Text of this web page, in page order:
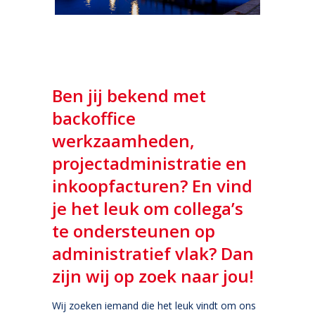
Ben jij bekend met
backoffice
werkzaamheden,
projectadministratie en
inkoopfacturen? En vind
je het leuk om collega’s
te ondersteunen op
administratief vlak? Dan
zijn wij op zoek naar jou!
Wij zoeken iemand die het leuk vindt om ons